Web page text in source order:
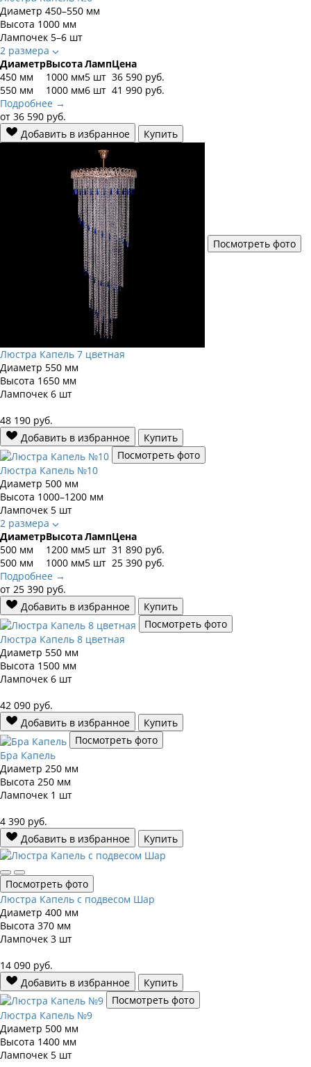
Диаметр 450–550 мм
Высота 1000 мм
Лампочек 5–6 шт
2 размера
ДиаметрВысотаЛампЦена
450 мм
1000 мм5 шт 36 590 руб.
550 мм
1000 мм6 шт 41 990 руб.
Подробнее →
от 36 590 руб.
Добавить в избранное
Купить
Посмотреть фото
Люстра Капель 7 цветная
Диаметр 550 мм
Высота 1650 мм
Лампочек 6 шт
48 190 руб.
Добавить в избранное
Купить
Посмотреть фото
Люстра Капель №10
Диаметр 500 мм
Высота 1000–1200 мм
Лампочек 5 шт
2 размера
ДиаметрВысотаЛампЦена
500 мм
1200 мм5 шт 31 890 руб.
500 мм
1000 мм5 шт 25 390 руб.
Подробнее →
от 25 390 руб.
Добавить в избранное
Купить
Посмотреть фото
Люстра Капель 8 цветная
Диаметр 550 мм
Высота 1500 мм
Лампочек 6 шт
42 090 руб.
Добавить в избранное
Купить
Посмотреть фото
Бра Капель
Диаметр 250 мм
Высота 250 мм
Лампочек 1 шт
4 390 руб.
Добавить в избранное
Купить
Посмотреть фото
Люстра Капель с подвесом Шар
Диаметр 400 мм
Высота 370 мм
Лампочек 3 шт
14 090 руб.
Добавить в избранное
Купить
Посмотреть фото
Люстра Капель №9
Диаметр 500 мм
Высота 1400 мм
Лампочек 5 шт